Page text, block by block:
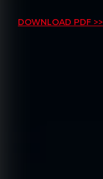
DOWNLOAD PDF >>